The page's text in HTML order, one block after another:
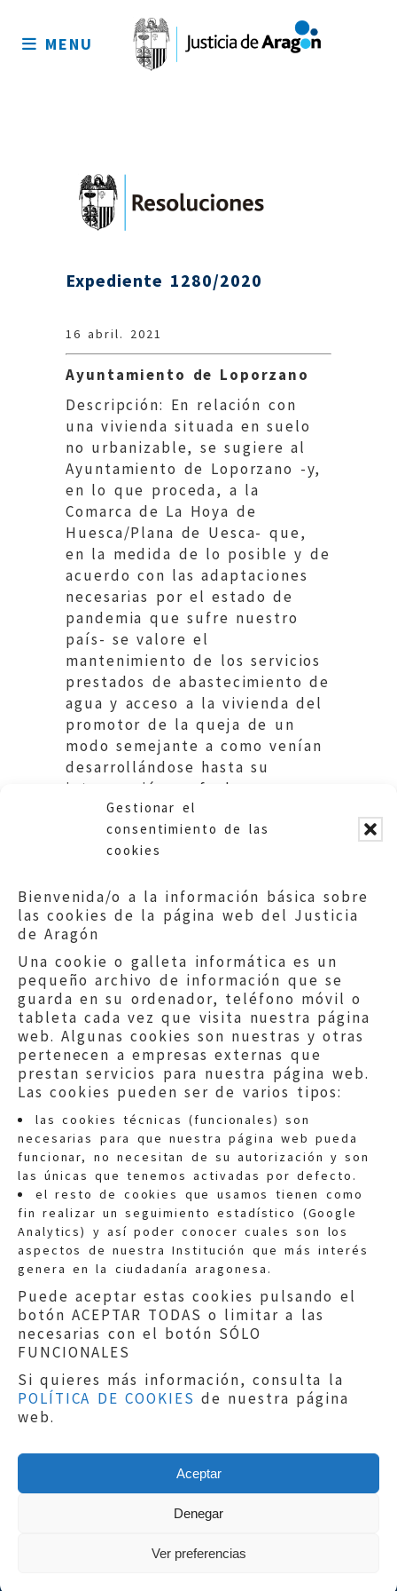
Gestionar el
consentimiento de las
cookies
Bienvenida/o a la información básica sobre
las cookies de la página web del Justicia
de Aragón
Una cookie o galleta informática es un
pequeño archivo de información que se
guarda en su ordenador, teléfono móvil o
tableta cada vez que visita nuestra página
web. Algunas cookies son nuestras y otras
pertenecen a empresas externas que
prestan servicios para nuestra página web.
Las cookies pueden ser de varios tipos:
las cookies técnicas (funcionales) son
necesarias para que nuestra página web pueda
funcionar, no necesitan de su autorización y son
las únicas que tenemos activadas por defecto.
el resto de cookies que usamos tienen como
fin realizar un seguimiento estadístico (Google
Analytics) y así poder conocer cuales son los
aspectos de nuestra Institución que más interés
genera en la ciudadanía aragonesa.
Puede aceptar estas cookies pulsando el
botón ACEPTAR TODAS o limitar a las
necesarias con el botón SÓLO
FUNCIONALES
Si quieres más información, consulta la
POLÍTICA DE COOKIES de nuestra página
web.
Aceptar
Denegar
Ver preferencias
sitio
MENU
Expediente 1280/2020
16 abril. 2021
Ayuntamiento de Loporzano
Descripción: En relación con
una vivienda situada en suelo
no urbanizable, se sugiere al
Ayuntamiento de Loporzano -y,
en lo que proceda, a la
Comarca de La Hoya de
Huesca/Plana de Uesca- que,
en la medida de lo posible y de
acuerdo con las adaptaciones
necesarias por el estado de
pandemia que sufre nuestro
país- se valore el
mantenimiento de los servicios
prestados de abastecimiento de
agua y acceso a la vivienda del
promotor de la queja de un
modo semejante a como venían
desarrollándose hasta su
interrupción en fechas
relativamente recientes.
Quejas:quejas@eljusticiadearagon.es
Información general:
informacion@eljusticiadearagon.es
Teléfonos:900 210 210/
Aviso legal|Política de privacidad|
Protección de Datos
Política de cookies
Copyright © 2019El Justicia de Aragón|
Sephor Consulting